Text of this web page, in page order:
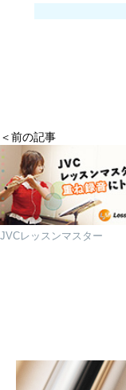
＜前の記事
JVCレッスンマスター